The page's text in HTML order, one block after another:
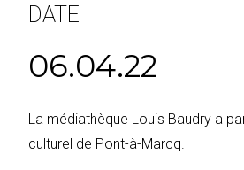
DATE
06.04.22
La médiathèque Louis Baudry a
culturel de Pont-à-Marcq.